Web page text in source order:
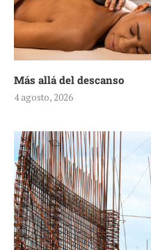
Más allá del descanso
4 agosto, 2026